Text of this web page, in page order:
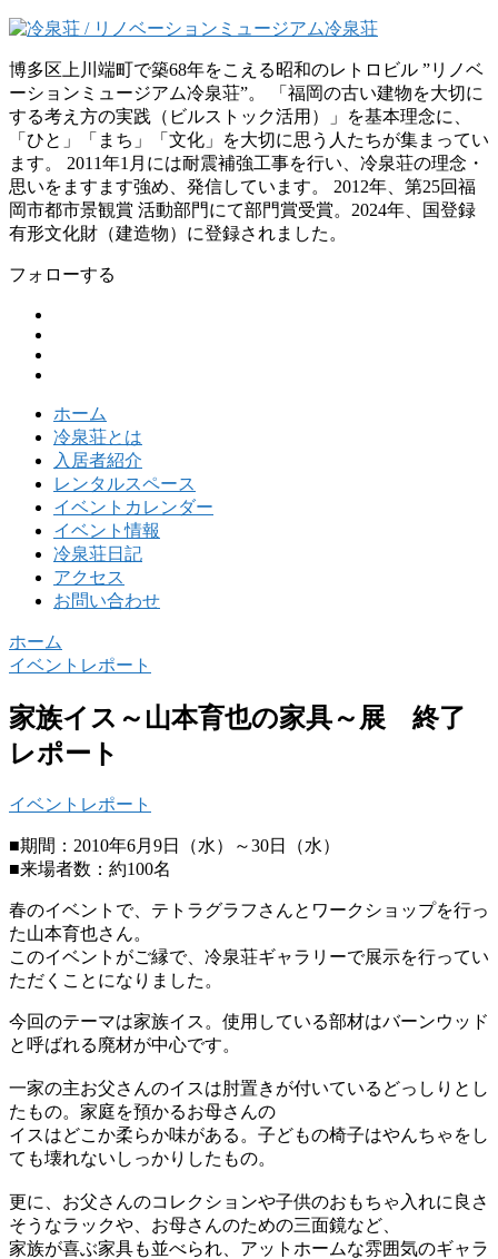
博多区上川端町で築68年をこえる昭和のレトロビル ”リノベ
ーションミュージアム冷泉荘”。 「福岡の古い建物を大切に
する考え方の実践（ビルストック活用）」を基本理念に、
「ひと」「まち」「文化」を大切に思う人たちが集まってい
ます。 2011年1月には耐震補強工事を行い、冷泉荘の理念・
思いをますます強め、発信しています。 2012年、第25回福
岡市都市景観賞 活動部門にて部門賞受賞。2024年、国登録
有形文化財（建造物）に登録されました。
フォローする
ホーム
冷泉荘とは
入居者紹介
レンタルスペース
イベントカレンダー
イベント情報
冷泉荘日記
アクセス
お問い合わせ
ホーム
イベントレポート
家族イス～山本育也の家具～展 終了
レポート
イベントレポート
■期間：2010年6月9日（水）～30日（水）
■来場者数：約100名
春のイベントで、テトラグラフさんとワークショップを行っ
た山本育也さん。
このイベントがご縁で、冷泉荘ギャラリーで展示を行ってい
ただくことになりました。
今回のテーマは家族イス。使用している部材はバーンウッド
と呼ばれる廃材が中心です。
一家の主お父さんのイスは肘置きが付いているどっしりとし
たもの。家庭を預かるお母さんの
イスはどこか柔らか味がある。子どもの椅子はやんちゃをし
ても壊れないしっかりしたもの。
更に、お父さんのコレクションや子供のおもちゃ入れに良さ
そうなラックや、お母さんのための三面鏡など、
家族が喜ぶ家具も並べられ、アットホームな雰囲気のギャラ